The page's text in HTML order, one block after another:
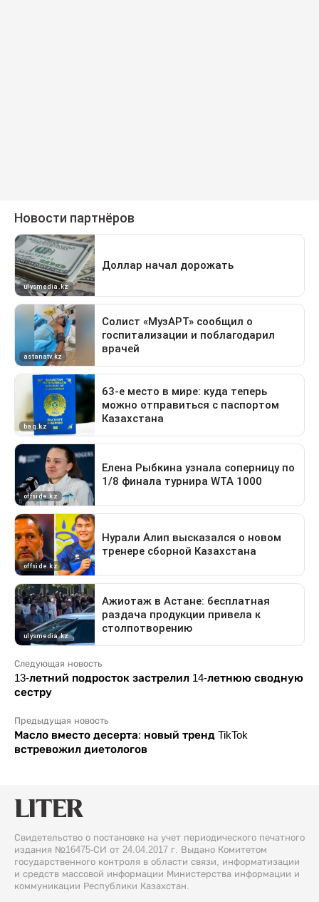
Следующая новость
13-летний подросток застрелил 14-летнюю сводную
сестру
Предыдущая новость
Масло вместо десерта: новый тренд TikTok
встревожил диетологов
Свидетельство о постановке на учет периодического печатного
издания №16475-СИ от 24.04.2017 г. Выдано Комитетом
государственного контроля в области связи, информатизации
и средств массовой информации Министерства информации и
коммуникации Республики Казахстан.